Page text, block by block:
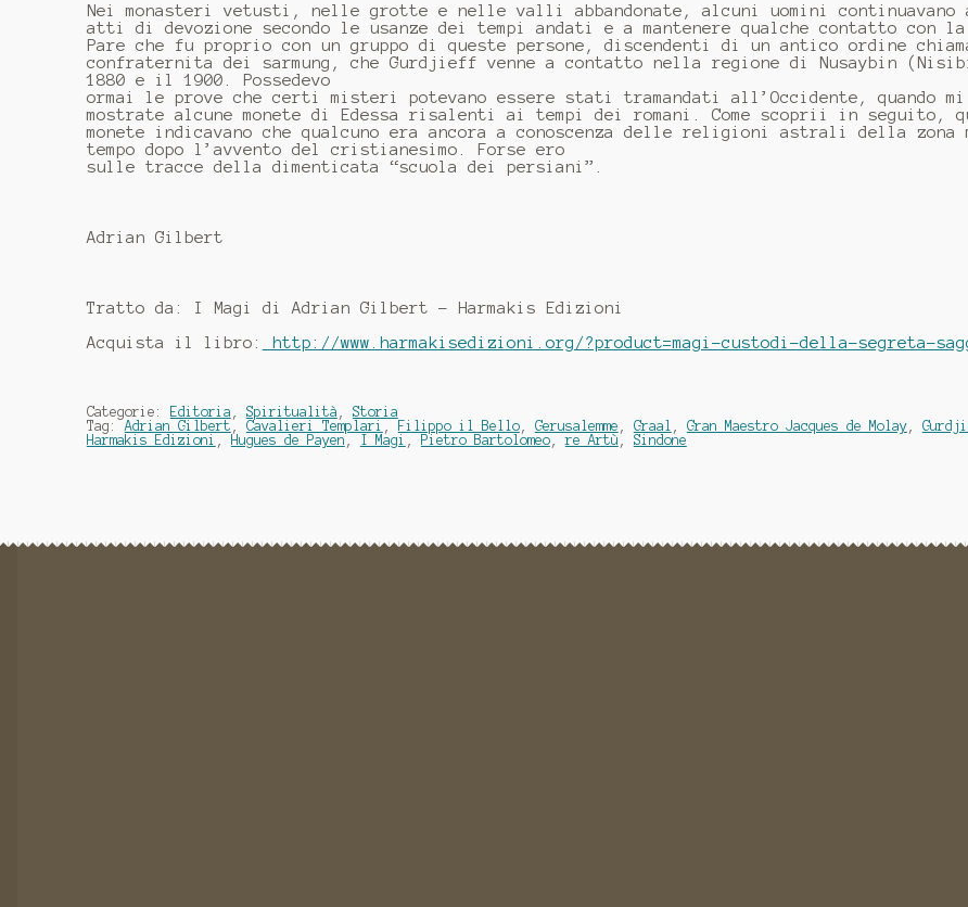
Nei monasteri vetusti, nelle grotte e nelle valli abbandonate, alcuni uomini continuavano
atti di devozione secondo le usanze dei tempi andati e a mantenere qualche contatto con la
Pare che fu proprio con un gruppo di queste persone, discendenti di un antico ordine
confraternita dei sarmung, che Gurdjieff venne a contatto nella regione di Nusaybin
1880 e il 1900. Possedevo
ormai le prove che certi misteri potevano essere stati tramandati all’Occidente, quando
mostrate alcune monete di Edessa risalenti ai tempi dei romani. Come scoprii in seguito,
monete indicavano che qualcuno era ancora a conoscenza delle religioni astrali della zona
tempo dopo l’avvento del cristianesimo. Forse ero
sulle tracce della dimenticata “scuola dei persiani”.
Adrian Gilbert
Tratto da: I Magi di Adrian Gilbert - Harmakis Edizioni
Acquista il libro: http://www.harmakisedizioni.org/?product=magi-custodi-della-segreta-
Categorie: Editoria Spiritualità
Storia
Tag: Adrian Gilbert Cavalieri Templari Filippo il Bello, Gerusalemme Graal Gran Maestro Jacques de Molay,
Harmakis Edizioni
Hugues de Payen I Magi Pietro Bartolomeo,re Artù Sindone